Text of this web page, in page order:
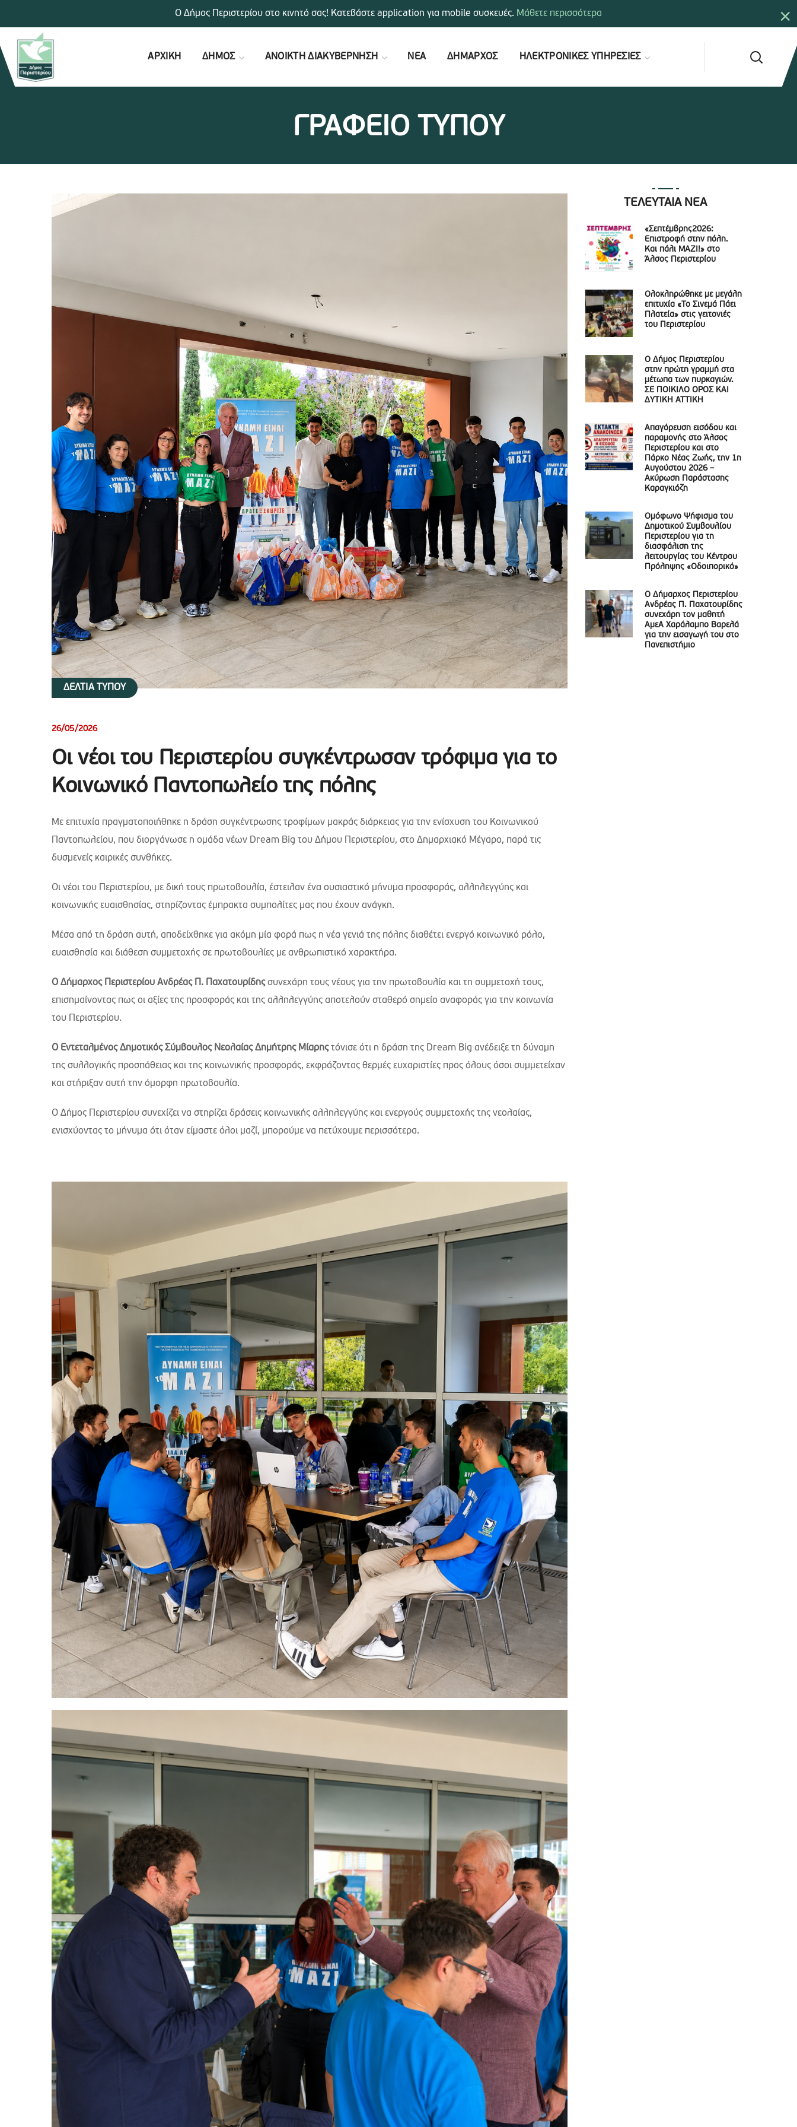
ΑΡΧΙΚΗ ΔΗΜΟΣ ΑΝΟΙΚΤΗ ΔΙΑΚΥΒΕΡΝΗΣΗ ΝΕΑ ΔΗΜΑΡΧΟΣ ΗΛΕΚΤΡΟΝΙΚΕΣ ΥΠΗΡΕΣΙΕΣ
ΓΡΑΦΕΙΟ ΤΥΠΟΥ
ΔΕΛΤΙΑ ΤΥΠΟΥ
26/05/2026
Οι νέοι του Περιστερίου συγκέντρωσαν τρόφιμα για το
Κοινωνικό Παντοπωλείο της πόλης
Με επιτυχία πραγματοποιήθηκε η δράση συγκέντρωσης τροφίμων μακράς διάρκειας για την ενίσχυση του Κοινωνικού
Παντοπωλείου, που διοργάνωσε η ομάδα νέων Dream Big του Δήμου Περιστερίου, στο Δημαρχιακό Μέγαρο, παρά τις
δυσμενείς καιρικές συνθήκες.
Οι νέοι του Περιστερίου, με δική τους πρωτοβουλία, έστειλαν ένα ουσιαστικό μήνυμα προσφοράς, αλληλεγγύης και
κοινωνικής ευαισθησίας, στηρίζοντας έμπρακτα συμπολίτες μας που έχουν ανάγκη.
Μέσα από τη δράση αυτή, αποδείχθηκε για ακόμη μία φορά πως η νέα γενιά της πόλης διαθέτει ενεργό κοινωνικό ρόλο,
ευαισθησία και διάθεση συμμετοχής σε πρωτοβουλίες με ανθρωπιστικό χαρακτήρα.
Ο Δήμαρχος Περιστερίου Ανδρέας Π. Παχατουρίδηςσυνεχάρη τους νέους για την πρωτοβουλία και τη συμμετοχή τους,
επισημαίνοντας πως οι αξίες της προσφοράς και της αλληλεγγύης αποτελούν σταθερό σημείο αναφοράς για την κοινωνία
του Περιστερίου.
Ο Εντεταλμένος Δημοτικός Σύμβουλος Νεολαίας Δημήτρης Μίαρηςτόνισε ότι η δράση της Dream Big ανέδειξε τη δύναμη
της συλλογικής προσπάθειας και της κοινωνικής προσφοράς, εκφράζοντας θερμές ευχαριστίες προς όλους όσοι συμμετείχαν
και στήριξαν αυτή την όμορφη πρωτοβουλία.
Ο Δήμος Περιστερίου συνεχίζει να στηρίζει δράσεις κοινωνικής αλληλεγγύης και ενεργούς συμμετοχής της νεολαίας,
ενισχύοντας το μήνυμα ότι όταν είμαστε όλοι μαζί, μπορούμε να πετύχουμε περισσότερα.
ΤΕΛΕΥΤΑΙΑ ΝΕΑ
«Σεπτέμβρης2026:
Επιστροφή στην πόλη.
Και πάλι ΜΑΖΙ!» στο
Άλσος Περιστερίου
Ολοκληρώθηκε με μεγάλη
επιτυχία «Το Σινεμά Πάει
Πλατεία» στις γειτονιές
του Περιστερίου
Ο Δήμος Περιστερίου
στην πρώτη γραμμή στα
μέτωπα των πυρκαγιών.
ΣΕ ΠΟΙΚΙΛΟ ΟΡΟΣ ΚΑΙ
ΔΥΤΙΚΗ ΑΤΤΙΚΗ
Απαγόρευση εισόδου και
παραμονής στο Άλσος
Περιστερίου και στο
Πάρκο Νέας Ζωής, την 1η
Αυγούστου 2026 –
Ακύρωση Παράστασης
Καραγκιόζη
Ομόφωνο Ψήφισμα του
Δημοτικού Συμβουλίου
Περιστερίου για τη
διασφάλιση της
λειτουργίας του Κέντρου
Πρόληψης «Οδοιπορικό»
Ο Δήμαρχος Περιστερίου
Ανδρέας Π. Παχατουρίδης
συνεχάρη τον μαθητή
ΑμεΑ Χαράλαμπο Βαρελά
για την εισαγωγή του στο
Πανεπιστήμιο
×
Ο Δήμος Περιστερίου στο κινητό σας! Κατεβάστε application για mobile συσκευές. Μάθετε περισσότερα